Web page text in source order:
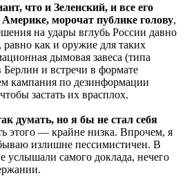
что и Зеленский, и все его
морочат публике голову,
на удары вглубь России давно
как и оружие для таких
дымовая завеса (типа
и встречи в формате
кампания по дезинформации
застать их врасплох.
думать, но я бы не стал себя
этого — крайне низка. Впрочем, я
излишне пессимистичен. В
услышали самого доклада, нечего